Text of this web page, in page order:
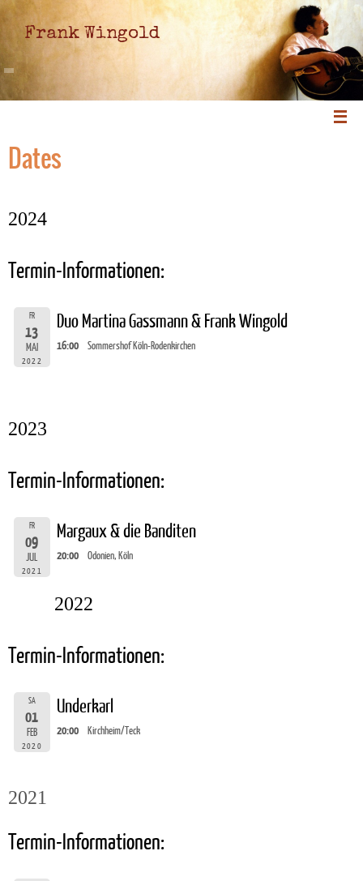
Frank Wingold
Dates
2024
Termin-Informationen:
FR
13
MAI
2022
Duo Martina Gassmann & Frank Wingold
16:00 Sommershof Köln-Rodenkirchen
2023
Termin-Informationen:
FR
09
JUL
2021
Margaux & die Banditen
20:00 Odonien, Köln
2022
Termin-Informationen:
SA
01
FEB
2020
Underkarl
20:00 Kirchheim/Teck
2021
Termin-Informationen: